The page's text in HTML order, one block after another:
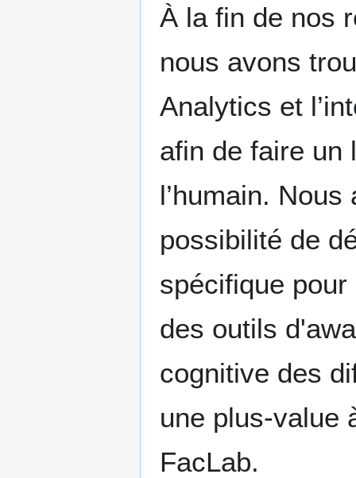
À la fin de nos
nous avons
Analytics et
afin de faire un
l’humain.
possibilité de
spécifique pour
des outils
cognitive des
une plus-value
FacLab.